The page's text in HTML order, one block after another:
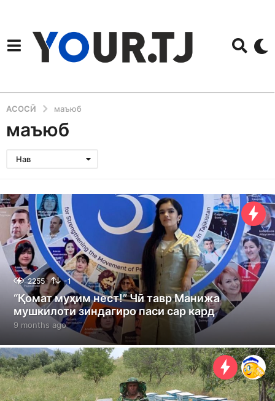
АСОСӢ маъюб
маъюб
Нав
2255 -1
“Қомат муҳим нест!” Чӣ тавр Манижа
мушкилоти зиндагиро паси сар кард
9 months ago9
o
n
t
h
s